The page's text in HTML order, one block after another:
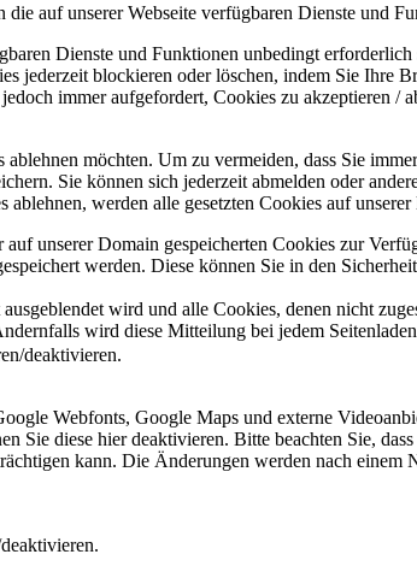
auf unserer Webseite verfügbaren Dienste und
Dienste und Funktionen unbedingt
jederzeit blockieren oder löschen, indem Sie Ihre
immer aufgefordert, Cookies zu akzeptieren /
möchten. Um zu vermeiden, dass Sie
Sie können sich jederzeit abmelden oder
werden alle gesetzten Cookies auf
unserer Domain gespeicherten Cookies zur
werden. Diese können Sie in den
wird und alle Cookies, denen nicht
wird diese Mitteilung bei jedem
deaktivieren.
Webfonts, Google Maps und externe
Sie diese hier deaktivieren. Bitte beachten Sie,
kann. Die Änderungen werden nach einem